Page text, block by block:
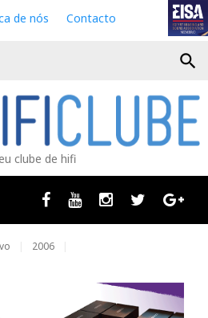
de nós Contacto
search
clube de hifi
Facebook
Youtube InstagramTwitter
2006